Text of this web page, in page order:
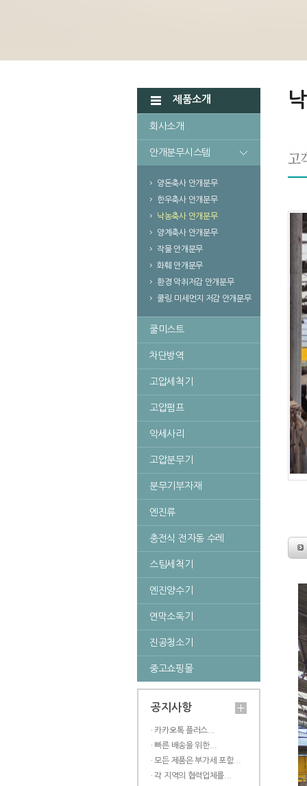
제품소개
회사소개
안개분무시스템
양돈축사 안개분무
한우축사 안개분무
낙농축사 안개분무
양계축사 안개분무
작물 안개분무
화훼 안개분무
환경 악취저감 안개분무
쿨링.미세먼지 저감 안개분무
쿨미스트
차단방역
고압세척기
고압펌프
악세사리
고압분무기
분무기부자재
엔진류
충전식 전자동 수레
스팀세척기
엔진양수기
연막소독기
진공청소기
중고쇼핑몰
공지사항
· 카카오톡 플러스...
· 빠른 배송을 위한...
· 모든 제품은 부가세 포함...
· 각 지역의 협력업체를...